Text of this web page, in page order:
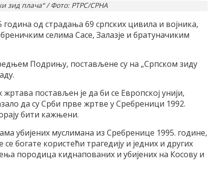
зид плача“ / Фото: РТРС/СРНА
од страдања 69 српских цивила и војника,
селима Сасе, Залазје и братуначиким
Подрињу, постављене су на „Српском зиду
постављен је да би се Европској унији,
да су Срби прве жртве у Сребреници 1992.
бити кажњени.
убијених муслимана из Сребренице 1995. године,
богате користећи трагедију и једних и других
породица киднапованих и убијених на Косову и